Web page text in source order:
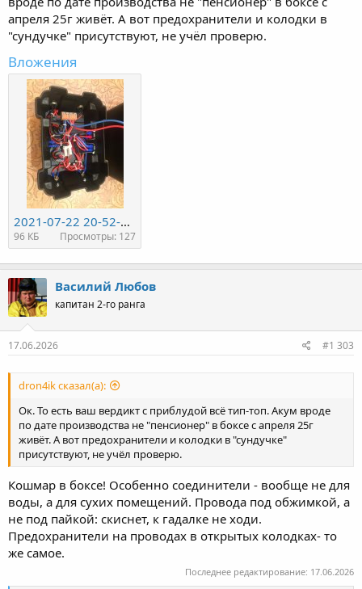
апреля 25г живёт. А вот предохранители и колодки в
"сундучке" присутствуют, не учёл проверю.
Вложения
2021-07-22 20-52-24_1644517607899.JPG
96 КБ Просмотры: 127
Василий Любов
капитан 2-го ранга
17.06.2026 #1 303
dron4ik сказал(а):
Ок. То есть ваш вердикт с приблудой всё тип-топ. Акум вроде
по дате производства не "пенсионер" в боксе с апреля 25г
живёт. А вот предохранители и колодки в "сундучке"
присутствуют, не учёл проверю.
Кошмар в боксе! Особенно соединители - вообще не для
воды, а для сухих помещений. Провода под обжимкой, а
не под пайкой: скиснет, к гадалке не ходи.
Предохранители на проводах в открытых колодках- то
же самое.
Последнее редактирование: 17.06.2026